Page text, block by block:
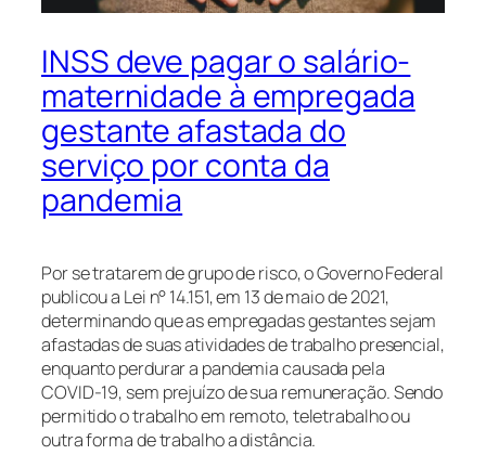
INSS deve pagar o salário-
maternidade à empregada
gestante afastada do
serviço por conta da
pandemia
Por se tratarem de grupo de risco, o Governo Federal
publicou a Lei n° 14.151, em 13 de maio de 2021,
determinando que as empregadas gestantes sejam
afastadas de suas atividades de trabalho presencial,
enquanto perdurar a pandemia causada pela
COVID-19, sem prejuízo de sua remuneração. Sendo
permitido o trabalho em remoto, teletrabalho ou
outra forma de trabalho a distância.